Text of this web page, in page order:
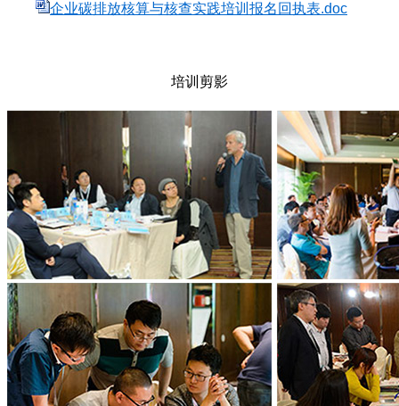
企业碳排放核算与核查实践培训报名回执表.doc
培训剪影